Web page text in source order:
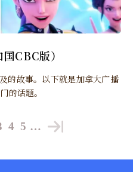
CBC版）
的故事。以下就是加拿大广播
的话题。
4 5 …